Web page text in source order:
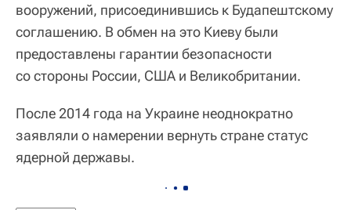
вооружений, присоединившись к Будапештскому
соглашению. В обмен на это Киеву были
предоставлены гарантии безопасности
со стороны России, США и Великобритании.
После 2014 года на Украине неоднократно
заявляли о намерении вернуть стране статус
ядерной державы.